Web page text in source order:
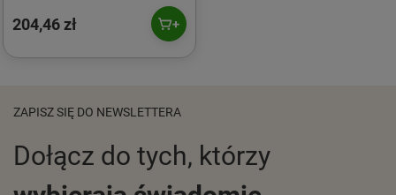
204,46 zł
ZAPISZ SIĘ DO NEWSLETTERA
Dołącz do tych, którzy